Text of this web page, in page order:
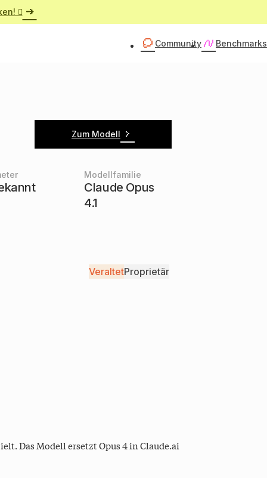

Community Benchmarks
Zum Modell
Modellfamilie
Claude Opus
4.1
VeraltetProprietär
Das Modell ersetzt Opus 4 in Claude.ai